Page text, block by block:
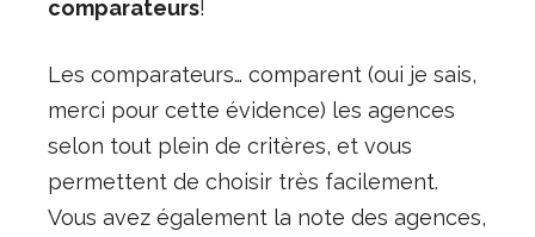
comparateurs!
Les comparateurs… comparent (oui je sais,
merci pour cette évidence) les agences
selon tout plein de critères, et vous
permettent de choisir très facilement.
Vous avez également la note des agences,